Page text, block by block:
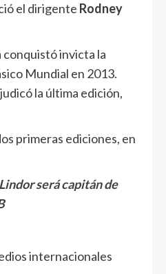
el dirigente Rodney
conquistó invicta la
Mundial en 2013.
la última edición,
primeras ediciones, en
será capitán de
internacionales